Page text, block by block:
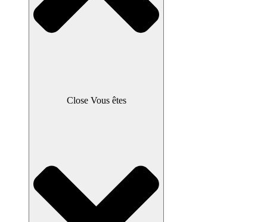
Close Vous êtes